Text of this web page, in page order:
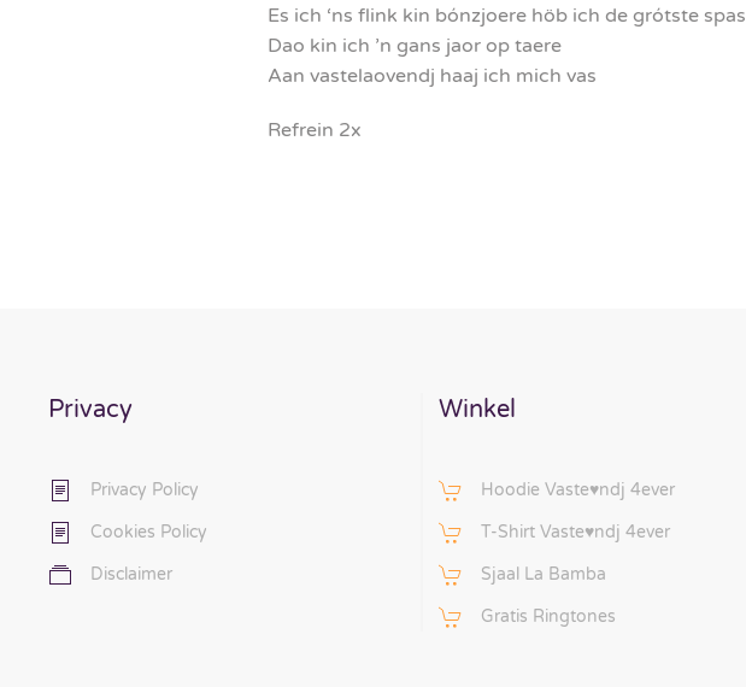
Es ich ‘ns flink kin bónzjoere höb ich de grótste spas
Dao kin ich ’n gans jaor op taere
Aan vastelaovendj haaj ich mich vas
Refrein 2x
Privacy
Privacy Policy
Cookies Policy
Disclaimer
Winkel
Hoodie Vaste♥ndj 4ever
T-Shirt Vaste♥ndj 4ever
Sjaal La Bamba
Gratis Ringtones